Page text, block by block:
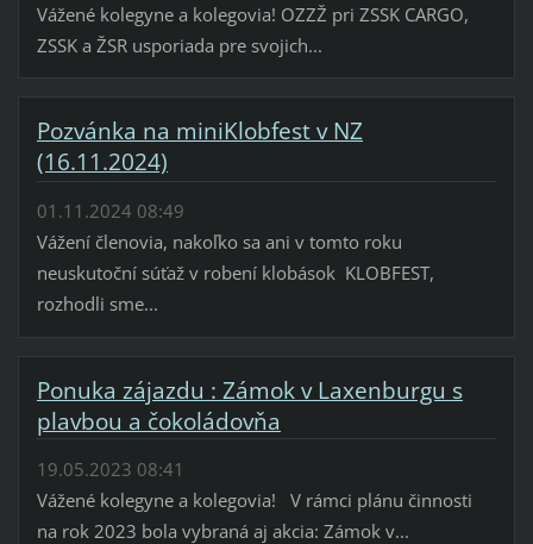
Vážené kolegyne a kolegovia! OZZŽ pri ZSSK CARGO,
ZSSK a ŽSR usporiada pre svojich...
Pozvánka na miniKlobfest v NZ
(16.11.2024)
01.11.2024 08:49
Vážení členovia, nakoľko sa ani v tomto roku
neuskutoční súťaž v robení klobások KLOBFEST,
rozhodli sme...
Ponuka zájazdu : Zámok v Laxenburgu s
plavbou a čokoládovňa
19.05.2023 08:41
Vážené kolegyne a kolegovia! V rámci plánu činnosti
na rok 2023 bola vybraná aj akcia: Zámok v...